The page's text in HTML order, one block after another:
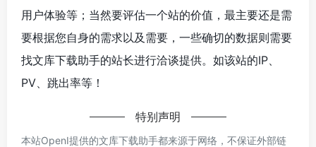
用户体验等；当然要评估一个站的价值，最主要还是需
要根据您自身的需求以及需要，一些确切的数据则需要
找文库下载助手的站长进行洽谈提供。如该站的IP、
PV、跳出率等！
特别声明
本站OpenI提供的文库下载助手都来源于网络，不保证外部链